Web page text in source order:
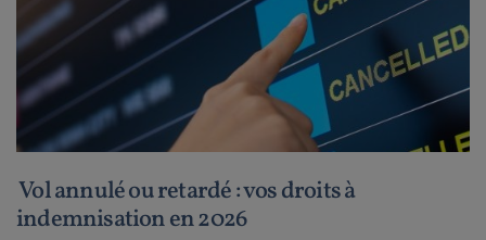
Vol annulé ou retardé : vos droits à
indemnisation en 2026